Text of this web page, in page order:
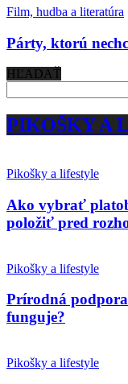
Film, hudba a literatúra
Párty, ktorú
HĽADAŤ
PIKOŠKY A
Pikošky a lifestyle
Ako vybrať
položiť pred
Pikošky a lifestyle
Prírodná
funguje?
Pikošky a lifestyle